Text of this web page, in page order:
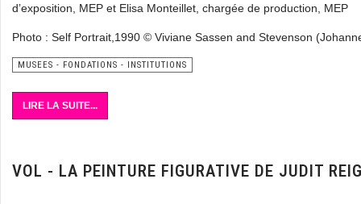
d’exposition, MEP et Elisa Monteillet, chargée de production, MEP
Photo : Self Portrait,1990 © Viviane Sassen and Stevenson
MUSEES - FONDATIONS - INSTITUTIONS
LIRE LA SUITE...
VOL - LA PEINTURE FIGURATIVE DE JUDIT